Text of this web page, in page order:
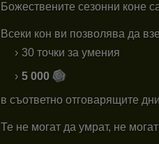
Божествените сезонни коне
Всеки кон ви позволява да
30 точки за умения
5 000
в съответно отговарящите
Те не могат да умрат, не